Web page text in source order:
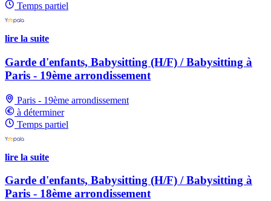
Temps partiel
lire la suite
Garde d'enfants, Babysitting (H/F) / Babysitting à
Paris - 19ème arrondissement
Paris - 19ème arrondissement
à déterminer
Temps partiel
lire la suite
Garde d'enfants, Babysitting (H/F) / Babysitting à
Paris - 18ème arrondissement